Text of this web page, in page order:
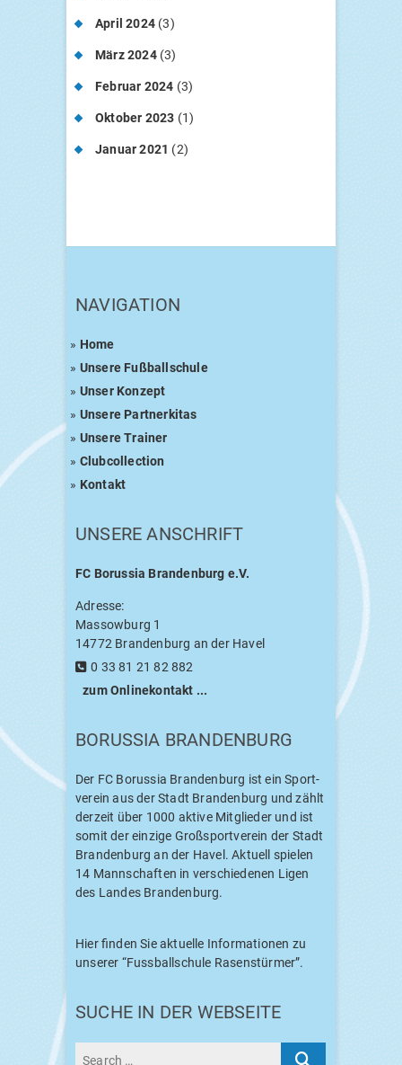
April 2024 (3)
März 2024(3)
Februar 2024 (3)
Oktober 2023 (1)
Januar 2021 (2)
NAVI­GA­TI­ON
» Home
» Unse­re Fußballschule
» Unser Kon­zept
» Unse­re Partnerkitas
» Unse­re Trainer
» Club­coll­ec­tion
» Kon­takt
UNSE­RE ANSCHRIFT
FC Borus­sia Bran­den­burg e.V.
Adres­se:
Massow­burg 1
14772 Bran­den­burg an der Havel
0 33 81 21 82 882
zum Online­kon­takt ...
BORUS­SIA BRANDENBURG
Der FC Borus­sia Bran­den­burg ist ein Sport­
ver­ein aus der Stadt Bran­den­burg und zählt
der­zeit über 1000 akti­ve Mit­glie­der und ist
somit der ein­zi­ge Groß­sport­ver­ein der Stadt
Bran­den­burg an der Havel. Aktu­ell spie­len
14 Mann­schaf­ten in ver­schie­de­nen Ligen
des Lan­des Brandenburg.
Hier fin­den Sie aktu­el­le Infor­ma­tio­nen zu
unse­rer “Fuss­ball­schu­le Rasenstürmer”.
SUCHE IN DER WEBSEITE